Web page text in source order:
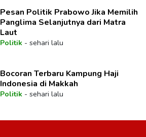
Pesan Politik Prabowo Jika Memilih
Panglima Selanjutnya dari Matra
Laut
Politik- sehari lalu
Bocoran Terbaru Kampung Haji
Indonesia di Makkah
Politik- sehari lalu